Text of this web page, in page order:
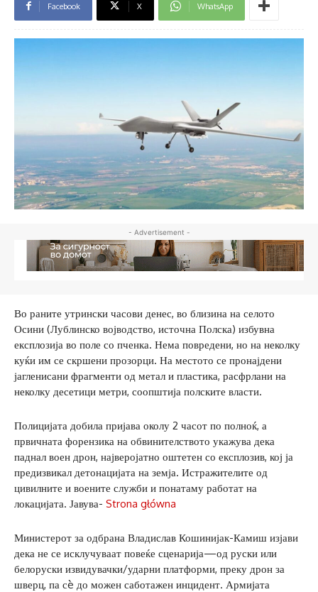
Facebook X WhatsApp
- Advertisement -
Во раните утрински часови денес, во близина на селото
Осини (Лублинско војводство, источна Полска) избувна
експлозија во поле со пченка. Нема повредени, но на неколку
куќи им се скршени прозорци. На местото се пронајдени
јагленисани фрагменти од метал и пластика, расфрлани на
неколку десетици метри, соопштија полските власти.
Полицијата добила пријава околу 2 часот по полноќ, а
првичната форензика на обвинителството укажува дека
паднал воен дрон, најверојатно оштетен со експлозив, кој ја
предизвикал детонацијата на земја. Истражителите од
цивилните и воените служби и понатаму работат на
локацијата. Јавува- Strona główna
Министерот за одбрана Владислав Кошинијак-Камиш изјави
дека не се исклучуваат повеќе сценарија—од руски или
белоруски извидувачки/ударни платформи, преку дрон за
шверц, па сè до можен саботажен инцидент. Армијата